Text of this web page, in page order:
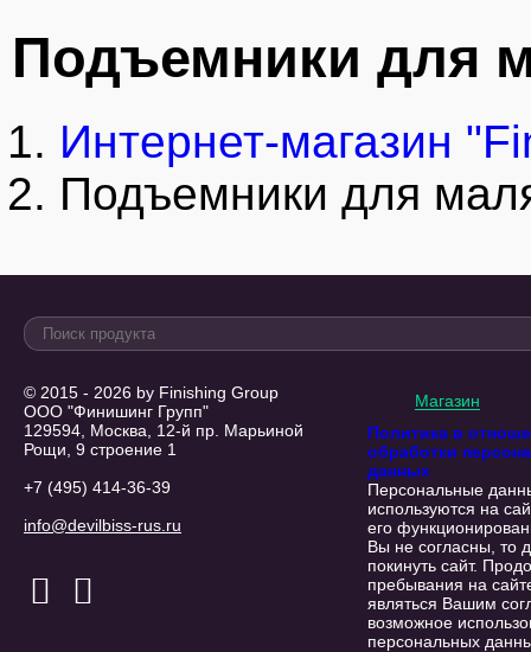
Подъемники для
Интернет-магазин
Подъемники для
© 2015 - 2026 by Finishing Group
ООО "Финишинг Групп"
129594, Москва, 12-й пр. Марьиной
Рощи, 9 строение 1
+7 (495) 414-36-39
info@devilbiss-rus.ru
Магазин
Политика в
обработки
данных
Персональные
используются на
его
Вы не согласны, то
покинуть сайт.
пребывания на
являться Вашим
возможное
персональных